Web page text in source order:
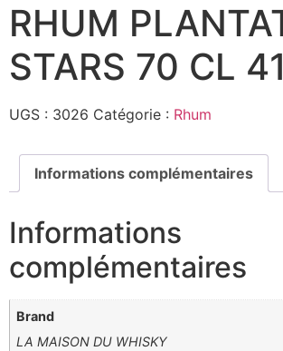
RHUM
STARS 70 CL
UGS : 3026 Catégorie : Rhum
Informations complémentaires
Informations
complémentaires
Brand
LA MAISON DU WHISKY